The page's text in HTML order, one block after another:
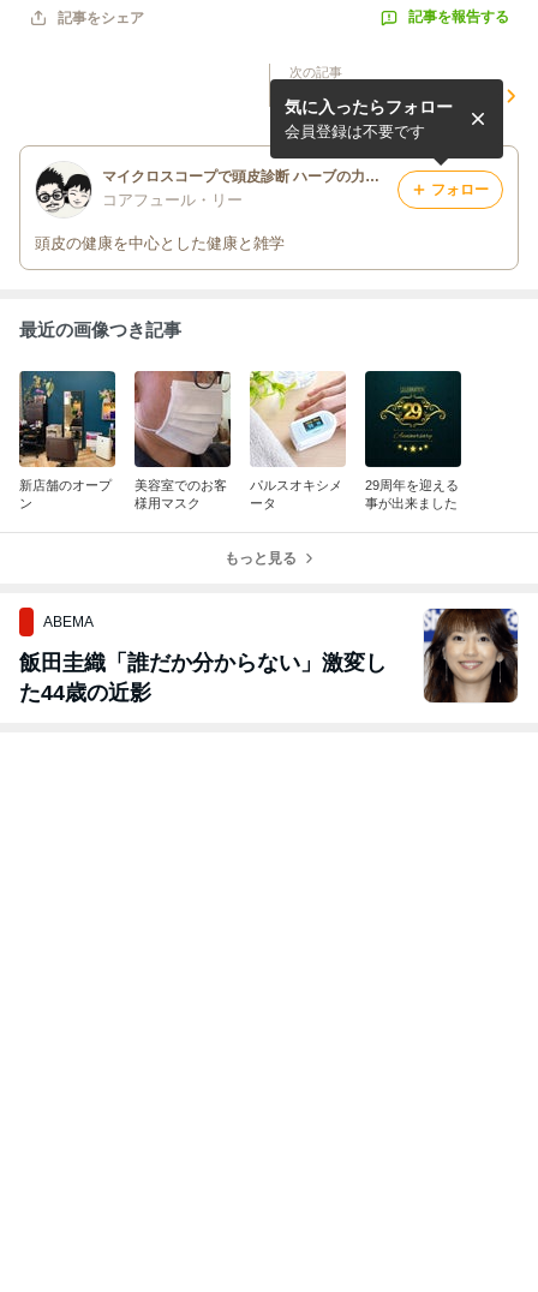
記事をシェア 記事を報告する
次の記事
新店舗のオープン
マイクロスコープで頭皮診断 ハーブの力で頭皮洗浄、貸切予約三重県津市の美容室（コアフュール・リー）のブログ
コアフュール・リー
頭皮の健康を中心とした健康と雑学
気に入ったらフォロー
会員登録は不要です
フォロー
最近の画像つき記事
新店舗のオープ
ン
美容室でのお客
様用マスク
パルスオキシメ
ータ
29周年を迎える
事が出来ました
もっと見る
ABEMA
飯田圭織「誰だか分からない」激変し
た44歳の近影